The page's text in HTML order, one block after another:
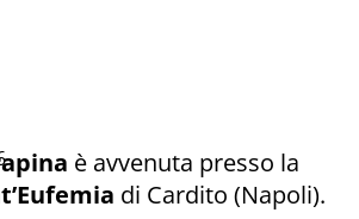
è avvenuta presso la
di Cardito (Napoli).